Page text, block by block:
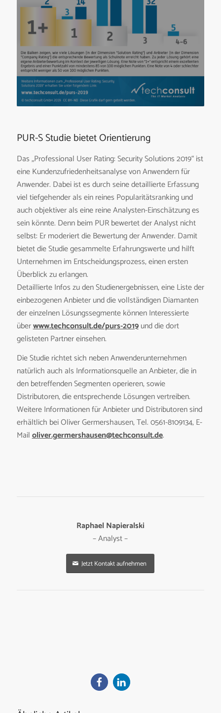
PUR-S Studie bietet Orientierung
Das „Professional User Rating: Security Solutions 2019“ ist
eine Kundenzufriedenheitsanalyse von Anwendern für
Anwender. Dabei ist es durch seine detaillierte Erfassung
viel tiefgehender als ein reines Popularitätsranking und
auch objektiver als eine reine Analysten-Einschätzung es
sein könnte. Denn beim PUR bewertet der Analyst nicht
selbst: Er moderiert die Bewertung der Anwender. Damit
bietet die Studie gesammelte Erfahrungswerte und hilft
Unternehmen im Entscheidungsprozess, einen ersten
Überblick zu erlangen.
Detaillierte Infos zu den Studienergebnissen, eine Liste der
einbezogenen Anbieter und die vollständigen Diamanten
der einzelnen Lösungssegmente können Interessierte
überwww.techconsult.de/purs-2019und die dort
gelisteten Partner einsehen.
Die Studie richtet sich neben Anwenderunternehmen
natürlich auch als Informationsquelle an Anbieter, die in
den betreffenden Segmenten operieren, sowie
Distributoren, die entsprechende Lösungen vertreiben.
Weitere Informationen für Anbieter und Distributoren sind
erhältlich bei Oliver Germershausen, Tel. 0561-8109134, E-
Mailoliver.germershausen@techconsult.de.
Raphael Napieralski
– Analyst –
Jetzt Kontakt aufnehmen